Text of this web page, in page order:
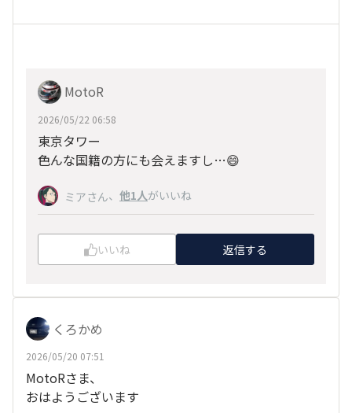
MotoR
2026/05/22 06:58
東京タワー
色んな国籍の方にも会えますし…😄
ミアさん、 他1人がいいね
いいね 返信する
くろかめ
2026/05/20 07:51
MotoRさま、
おはようございます